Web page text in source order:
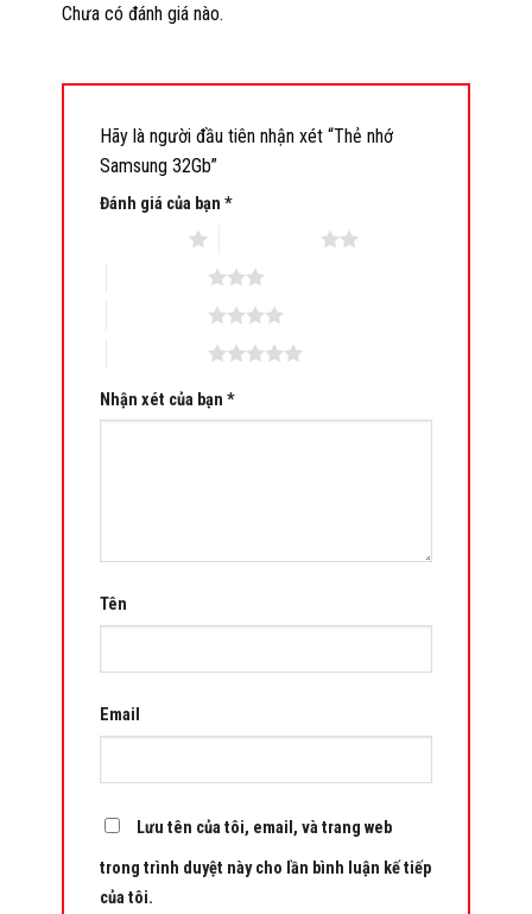
Chưa có đánh giá nào.
Hãy là người đầu tiên nhận xét “Thẻ nhớ
Samsung 32Gb”
Đánh giá của bạn *
Nhận xét của bạn *
Tên
Email
Lưu tên của tôi, email, và trang web
trong trình duyệt này cho lần bình luận kế tiếp
của tôi.